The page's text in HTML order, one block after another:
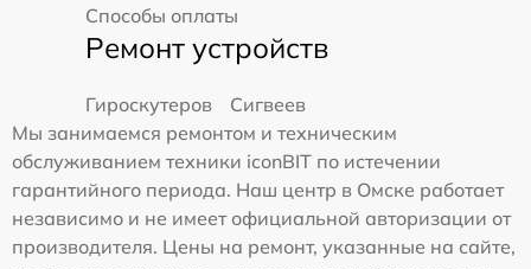
Способы оплаты
Ремонт устройств
Гироскутеров
Сигвеев
Мы занимаемся ремонтом и техническим
обслуживанием техники iconBIT по истечении
гарантийного периода. Наш центр в Омске работает
независимо и не имеет официальной авторизации от
производителя. Цены на ремонт, указанные на сайте,